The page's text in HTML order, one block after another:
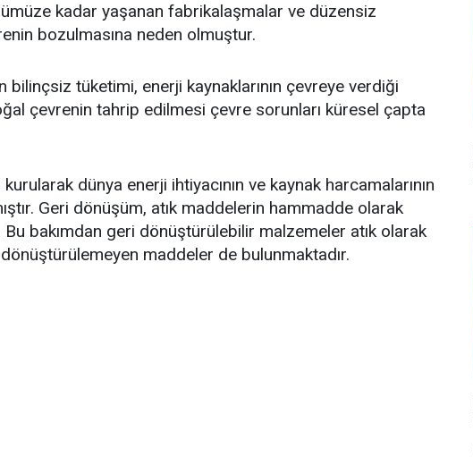
kadar yaşanan fabrikalaşmalar ve düzensiz
bozulmasına neden olmuştur.
bilinçsiz tüketimi, enerji kaynaklarının çevreye verdiği
çevrenin tahrip edilmesi çevre sorunları küresel çapta
dünya enerji ihtiyacının ve kaynak harcamalarının
Geri dönüşüm, atık maddelerin hammadde olarak
bakımdan geri dönüştürülebilir malzemeler atık olarak
maddeler de bulunmaktadır.